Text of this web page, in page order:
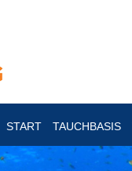
START TAUCHBASIS